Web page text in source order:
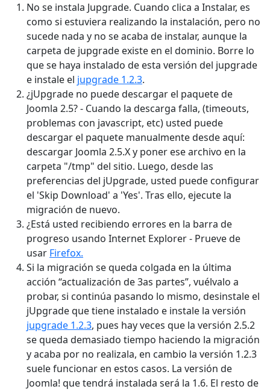
No se instala Jupgrade. Cuando clica a Instalar, es
como si estuviera realizando la instalación, pero no
sucede nada y no se acaba de instalar, aunque la
carpeta de jupgrade existe en el dominio. Borre lo
que se haya instalado de esta versión del jupgrade
e instale el jupgrade 1.2.3.
¿jUpgrade no puede descargar el paquete de
Joomla 2.5? - Cuando la descarga falla, (timeouts,
problemas con javascript, etc) usted puede
descargar el paquete manualmente desde aquí:
descargar Joomla 2.5.X y poner ese archivo en la
carpeta "/tmp" del sitio. Luego, desde las
preferencias del jUpgrade, usted puede configurar
el 'Skip Download' a 'Yes'. Tras ello, ejecute la
migración de nuevo.
¿Está usted recibiendo errores en la barra de
progreso usando Internet Explorer - Prueve de
usar Firefox.
Si la migración se queda colgada en la última
acción “actualización de 3as partes”, vuélvalo a
probar, si continúa pasando lo mismo, desinstale el
jUpgrade que tiene instalado e instale la versión
jupgrade 1.2.3, pues hay veces que la versión 2.5.2
se queda demasiado tiempo haciendo la migración
y acaba por no realizala, en cambio la versión 1.2.3
suele funcionar en estos casos. La versión de
Joomla! que tendrá instalada será la 1.6. El resto de